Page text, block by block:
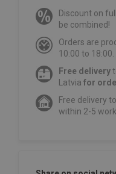
Discount on
be combined!
Orders are
10:00 to 18:00.
Free delivery
Latvia for
Free delivery
within 2-5